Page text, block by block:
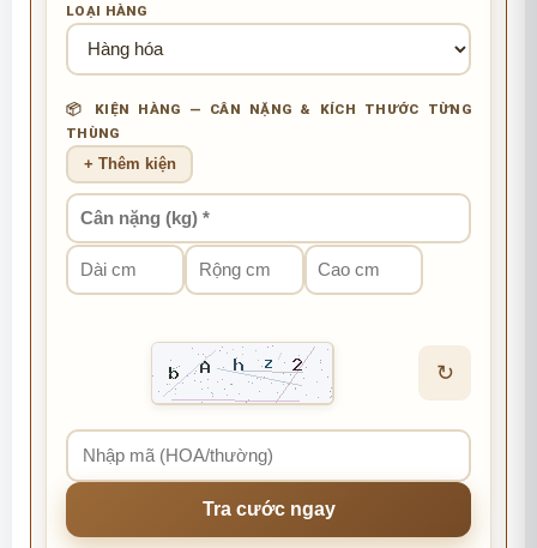
LOẠI HÀNG
📦 KIỆN HÀNG — CÂN NẶNG & KÍCH THƯỚC TỪNG
THÙNG
+ Thêm kiện
↻
Tra cước ngay